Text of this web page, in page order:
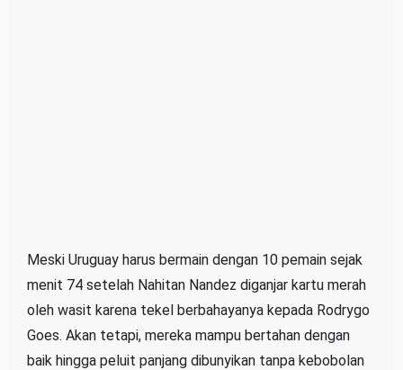
Meski Uruguay harus bermain dengan 10 pemain sejak
menit 74 setelah Nahitan Nandez diganjar kartu merah
oleh wasit karena tekel berbahayanya kepada Rodrygo
Goes. Akan tetapi, mereka mampu bertahan dengan
baik hingga peluit panjang dibunyikan tanpa kebobolan